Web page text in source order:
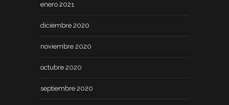
enero 2021
diciembre 2020
noviembre 2020
octubre 2020
septiembre 2020